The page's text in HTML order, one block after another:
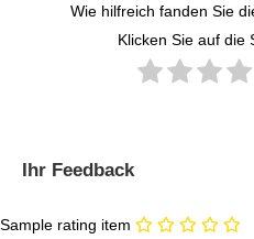
Wie hilfreich fanden Sie
Klicken Sie auf die
Ihr Feedback
Sample rating item